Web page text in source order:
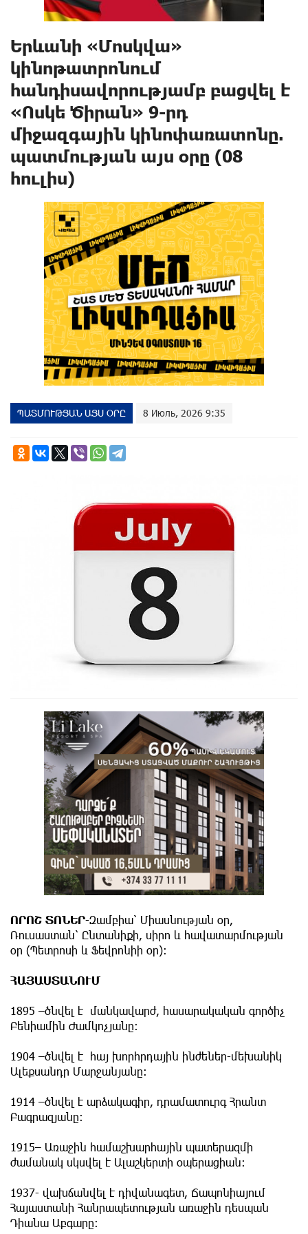
Երևանի «Մոսկվա»
կինոթատրոնում
հանդիսավորությամբ բացվել է
«Ոսկե Ծիրան» 9-րդ
միջազգային կինոփառատոնը.
պատմության այս օրը (08
հուլիս)
ՊԱՏՄՈՒԹՅԱՆ ԱՅՍ ՕՐԸ 8 Июль, 2026 9:35
ՈՐՈՇ ՏՈՆԵՐ-Զամբիա՝ Միասնության օր,
Ռուսաստան՝ Ընտանիքի, սիրո և հավատարմության
օր (Պետրոսի և Ֆեվրոնիի օր)։
ՀԱՅԱՍՏԱՆՈՒՄ
1895 –ծնվել է մանկավարժ, հասարակական գործիչ
Բենիամին Ժամկոչյանը։
1904 –ծնվել է հայ խորհրդային ինժեներ-մեխանիկ
Ալեքսանդր Մարջանյանը։
1914 –ծնվել է արձակագիր, դրամատուրգ Հրանտ
Բագրազյանը։
1915– Առաջին համաշխարհային պատերազմի
ժամանակ սկսվել է Ալաշկերտի օպերացիան:
1937- վախճանվել է դիվանագետ, Ճապոնիայում
Հայաստանի Հանրապետության առաջին դեսպան
Դիանա Աբգարը։